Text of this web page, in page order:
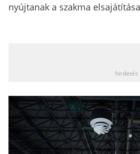
nyújtanak a szakma
hirdetés